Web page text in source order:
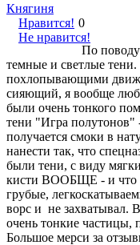
Княгиня
Нравится!
Не нравится!
0
По поводу
темные и светлые
похлопывающими
сияющий, я вообще
были очень тонкого
тени "Игра полутонов"
получается смоки в
нанести так, что
были тени, с виду
кисти ВООБЩЕ - и что
грубые,
ворс и не захватывал.
очень тонкие частицы,
Большое мерси за